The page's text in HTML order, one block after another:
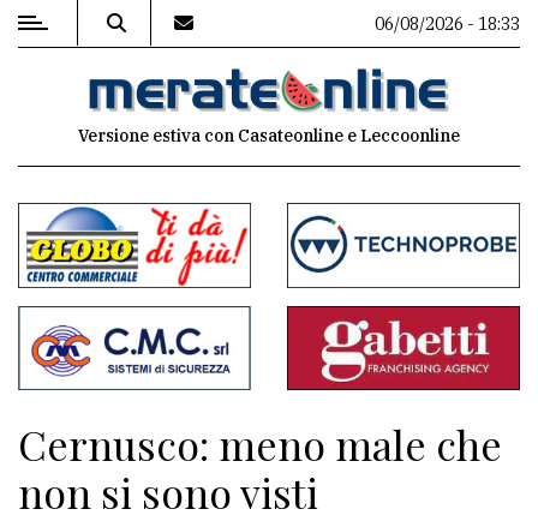
MENU
commenti
Contenuti
del
sito
Associazioni
Meteo
06/08/2026 - 18:33
Versione estiva con Casateonline e Leccoonline
Cernusco: meno male che
non si sono visti